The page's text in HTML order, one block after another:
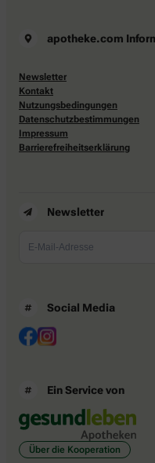
apotheke.com
Newsletter
Kontakt
Nutzungsbedingungen
Datenschutzbestimmungen
Impressum
Barrierefreiheitserklärung
Newsletter
Social Media
Ein Service von
Über die Kooperation